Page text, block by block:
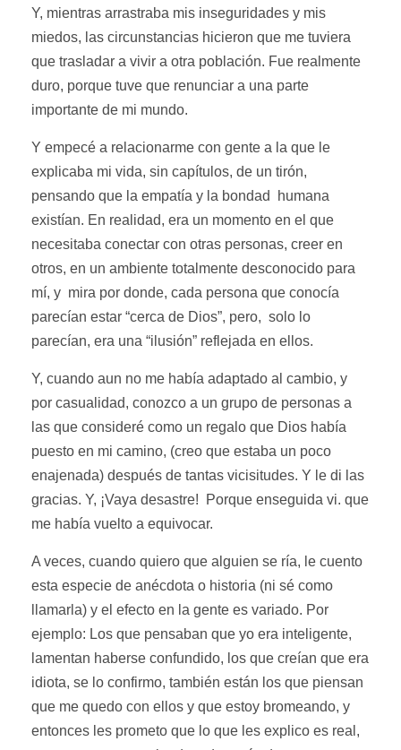
Y, mientras arrastraba mis inseguridades y mis
miedos, las circunstancias hicieron que me tuviera
que trasladar a vivir a otra población. Fue realmente
duro, porque tuve que renunciar a una parte
importante de mi mundo.
Y empecé a relacionarme con gente a la que le
explicaba mi vida, sin capítulos, de un tirón,
pensando que la empatía y la bondad humana
existían. En realidad, era un momento en el que
necesitaba conectar con otras personas, creer en
otros, en un ambiente totalmente desconocido para
mí, y mira por donde, cada persona que conocía
parecían estar “cerca de Dios”, pero, solo lo
parecían, era una “ilusión” reflejada en ellos.
Y, cuando aun no me había adaptado al cambio, y
por casualidad, conozco a un grupo de personas a
las que consideré como un regalo que Dios había
puesto en mi camino, (creo que estaba un poco
enajenada) después de tantas vicisitudes. Y le di las
gracias. Y, ¡Vaya desastre! Porque enseguida vi. que
me había vuelto a equivocar.
A veces, cuando quiero que alguien se ría, le cuento
esta especie de anécdota o historia (ni sé como
llamarla) y el efecto en la gente es variado. Por
ejemplo: Los que pensaban que yo era inteligente,
lamentan haberse confundido, los que creían que era
idiota, se lo confirmo, también están los que piensan
que me quedo con ellos y que estoy bromeando, y
entonces les prometo que lo que les explico es real,